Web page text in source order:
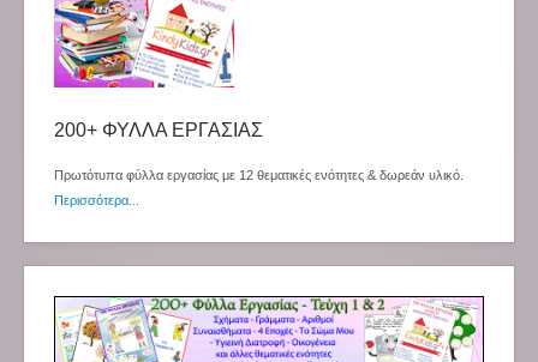
200+ ΦΥΛΛΑ ΕΡΓΑΣΙΑΣ
Πρωτότυπα φύλλα εργασίας με 12 θεματικές ενότητες & δωρεάν υλικό.
Περισσότερα...